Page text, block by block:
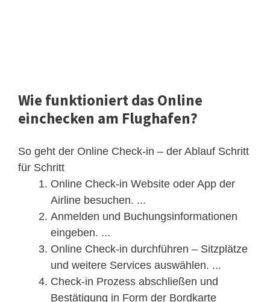
Wie funktioniert das Online
einchecken am Flughafen?
So geht der Online Check-in – der Ablauf Schritt
für Schritt
Online Check-in Website oder App der
Airline besuchen. ...
Anmelden und Buchungsinformationen
eingeben. ...
Online Check-in durchführen – Sitzplätze
und weitere Services auswählen. ...
Check-in Prozess abschließen und
Bestätigung in Form der Bordkarte